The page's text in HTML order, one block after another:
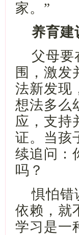
家。”
养育建
父母要
围，激发
法新发现
想法多么
应，支持
证。当孩
续追问：
吗？
惧怕错
依赖，就
学习是一